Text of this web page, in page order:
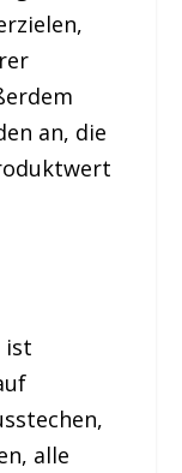
an, die
ist
alle